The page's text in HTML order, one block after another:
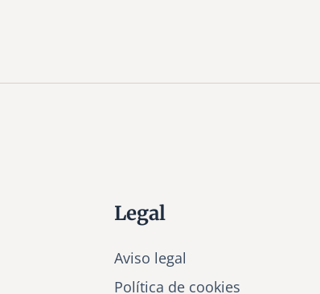
Legal
Aviso legal
Política de cookies